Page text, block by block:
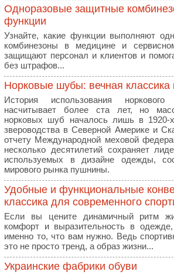
Одноразовые защитные
функции
Узнайте, какие функции выполняют
комбинезоны в медицине и
защищают персонал и клиентов и
без штрафов...
Норковые шубы: вечная
История использования
насчитывает более ста лет, но
норковых шуб началось лишь в 1920-
звероводства в Северной Америке и
отчету Международной меховой
несколько десятилетий сохраняет
используемых в дизайне одежды,
мирового рынка пушнины.
Удобные и функциональные
классика для современного
Если вы цените динамичный ритм
комфорт и выразительность в
именно то, что вам нужно. Ведь
это не просто тренд, а образ жизни...
Украинские фабрики обуви